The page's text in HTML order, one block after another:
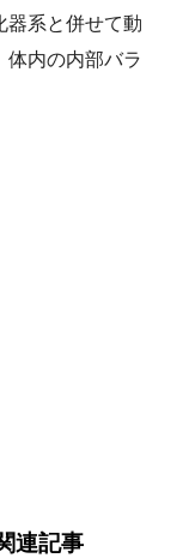
器系と併せて動
内の内部バラ
連記事